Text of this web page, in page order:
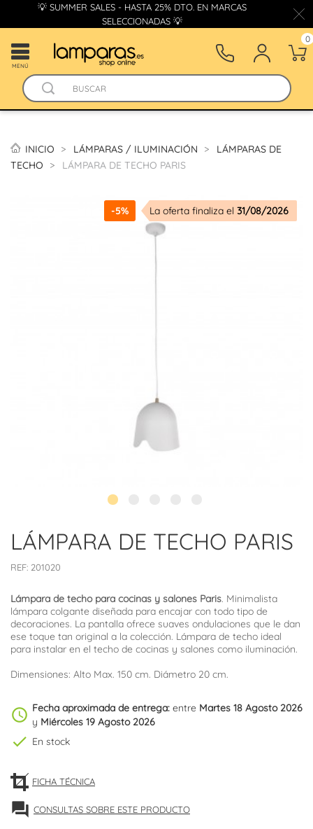
💡 SUMMER SALES - HASTA 25% DTO. EN MARCAS
SELECCIONADAS 💡
MENÚ
0
INICIO LÁMPARAS / ILUMINACIÓN
LÁMPARAS DE
TECHO
LÁMPARA DE TECHO PARIS
-5% La oferta finaliza el 31/08/2026
LÁMPARA DE TECHO PARIS
REF: 201020
Lámpara de techo para cocinas y salones Paris. Minimalista
lámpara colgante diseñada para encajar con todo tipo de
decoraciones. La pantalla ofrece suaves ondulaciones que le dan
ese toque tan original a la colección. Lámpara de techo ideal
para instalar en el techo de cocinas y salones como iluminación.
Dimensiones: Alto Max. 150 cm. Diámetro 20 cm.
schedule Fecha aproximada de entrega: entre Martes 18 Agosto 2026
y Miércoles 19 Agosto 2026
check En stock
FICHA TÉCNICA
forum CONSULTAS SOBRE ESTE PRODUCTO